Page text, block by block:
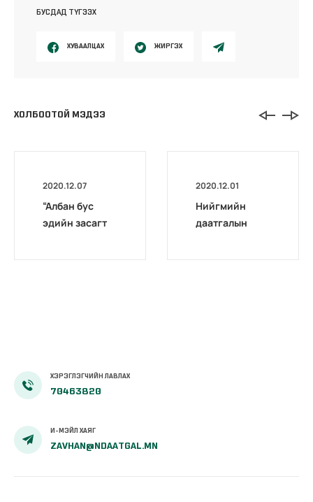
БУСДАД ТҮГЭЭХ
ХУВААЛЦАХ ЖИРГЭХ
ХОЛБООТОЙ МЭДЭЭ
2020.12.07
“Албан бус
эдийн засагт
2020.12.01
Нийгмийн
даатгалын
ХЭРЭГЛЭГЧИЙН ЛАВЛАХ
70463820
И-МЭЙЛ ХАЯГ
ZAVHAN@NDAATGAL.MN